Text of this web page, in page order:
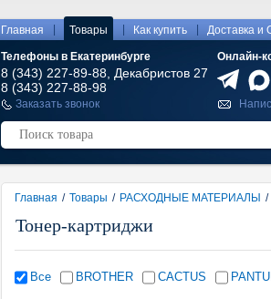
Главная Товары Как купить Доставка и
Телефоны в Екатеринбурге
8 (343) 227-89-88, Декабристов 27
8 (343) 227-88-98
Онлайн-
Заказать звонок
Главная / Товары / РАСХОДНЫЕ МАТЕРИАЛЫ /
Тонер-картриджи
Все BROTHER CACTUS